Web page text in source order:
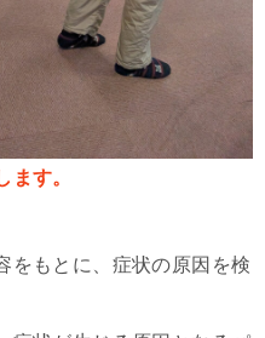
ます。
をもとに、症状の原因を検